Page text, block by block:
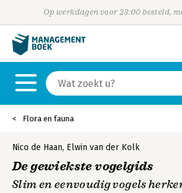
Op werkdagen voor 23:00 besteld,
Flora en fauna
Nico de Haan, Elwin van der Kolk
De gewiekste vogelgids
Slim en eenvoudig vogels